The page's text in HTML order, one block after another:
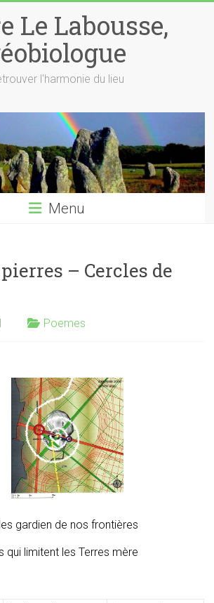
Le Labousse,
l'harmonie du lieu
Menu
– Cercles de
Poemes
gardien de nos frontières
qui limitent les Terres mère